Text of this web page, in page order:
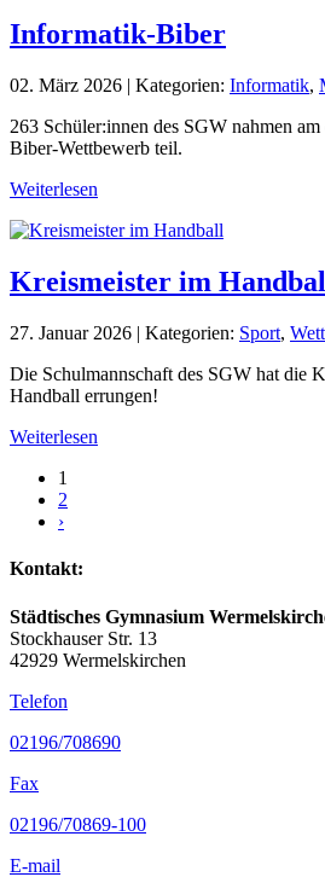
Informatik-Biber
02. März 2026 | Kategorien: Informatik,
263 Schüler:innen des SGW nahmen
Biber-Wettbewerb teil.
Weiterlesen
Kreismeister im
27. Januar 2026 | Kategorien: Sport,
Die Schulmannschaft des SGW hat die
Handball errungen!
Weiterlesen
1
2
›
Kontakt:
Städtisches Gymnasium
Stockhauser Str. 13
42929 Wermelskirchen
Telefon
02196/708690
Fax
02196/70869-100
E-mail